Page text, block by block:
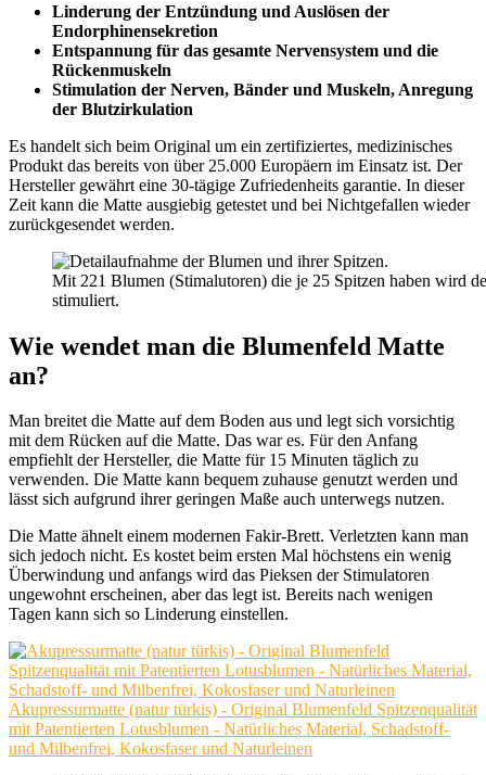
Linderung der Entzündung und Auslösen der
Endorphinensekretion
Entspannung für das gesamte Nervensystem und die
Rückenmuskeln
Stimulation der Nerven, Bänder und Muskeln, Anregung
der Blutzirkulation
Es handelt sich beim Original um ein zertifiziertes, medizinisches
Produkt das bereits von über 25.000 Europäern im Einsatz ist. Der
Hersteller gewährt eine 30-tägige Zufriedenheits garantie. In dieser
Zeit kann die Matte ausgiebig getestet und bei Nichtgefallen wieder
zurückgesendet werden.
Mit 221 Blumen (Stimalutoren) die je 25 Spitzen haben wird
stimuliert.
Wie wendet man die Blumenfeld Matte
an?
Man breitet die Matte auf dem Boden aus und legt sich vorsichtig
mit dem Rücken auf die Matte. Das war es. Für den Anfang
empfiehlt der Hersteller, die Matte für 15 Minuten täglich zu
verwenden. Die Matte kann bequem zuhause genutzt werden und
lässt sich aufgrund ihrer geringen Maße auch unterwegs nutzen.
Die Matte ähnelt einem modernen Fakir-Brett. Verletzten kann man
sich jedoch nicht. Es kostet beim ersten Mal höchstens ein wenig
Überwindung und anfangs wird das Pieksen der Stimulatoren
ungewohnt erscheinen, aber das legt ist. Bereits nach wenigen
Tagen kann sich so Linderung einstellen.
Akupressurmatte (natur türkis) - Original Blumenfeld Spitzenqualität
mit Patentierten Lotusblumen - Natürliches Material, Schadstoff-
und Milbenfrei, Kokosfaser und Naturleinen